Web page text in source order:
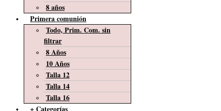
8 años
Primera comunión
Todo, Prim. Com. sin
filtrar
8 Años
10 Años
Talla 12
Talla 14
Talla 16